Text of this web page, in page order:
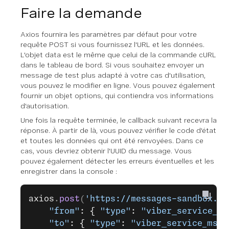
Faire la demande
Axios fournira les paramètres par défaut pour votre
requête POST si vous fournissez l'URL et les données.
L'objet data est le même que celui de la commande cURL
dans le tableau de bord. Si vous souhaitez envoyer un
message de test plus adapté à votre cas d'utilisation,
vous pouvez le modifier en ligne. Vous pouvez également
fournir un objet options, qui contiendra vos informations
d'autorisation.
Une fois la requête terminée, le callback suivant recevra la
réponse. À partir de là, vous pouvez vérifier le code d'état
et toutes les données qui ont été renvoyées. Dans ce
cas, vous devriez obtenir l'UUID du message. Vous
pouvez également détecter les erreurs éventuelles et les
enregistrer dans la console :
axios . post ( 'https://messages-
    "from"
: { "type" :
    "to"
: { "type" : "viber_service_msg"